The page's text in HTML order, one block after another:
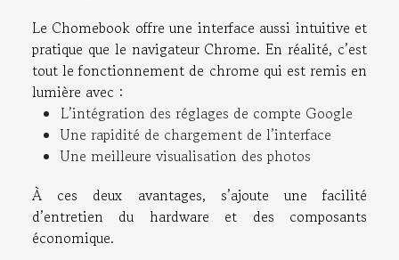
Le Chomebook offre une interface aussi intuitive et
pratique que le navigateur Chrome. En réalité, c’est
tout le fonctionnement de chrome qui est remis en
lumière avec :
L’intégration des réglages de compte Google
Une rapidité de chargement de l’interface
Une meilleure visualisation des photos
À ces deux avantages, s’ajoute une facilité
d’entretien du hardware et des composants
économique.